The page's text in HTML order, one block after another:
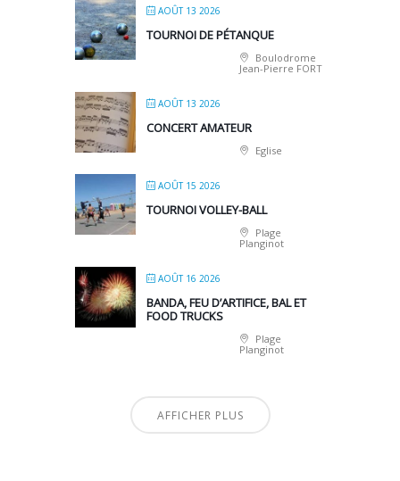
AOÛT 13 2026
TOURNOI DE PÉTANQUE
Boulodrome
Jean-Pierre FORT
AOÛT 13 2026
CONCERT AMATEUR
Eglise
AOÛT 15 2026
TOURNOI VOLLEY-BALL
Plage
Planginot
AOÛT 16 2026
BANDA, FEU D’ARTIFICE, BAL ET
FOOD TRUCKS
Plage
Planginot
AFFICHER PLUS